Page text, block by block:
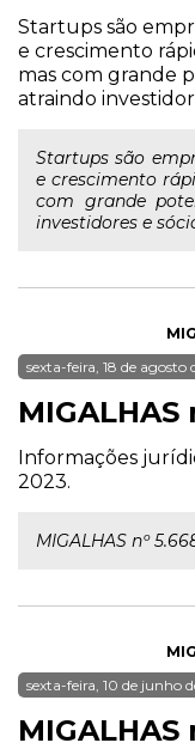
Startups são
e crescimento
mas com grande
atraindo
Startups são
e crescimento
com grande
investidores e
sexta-feira, 18 de agosto
MIGALHAS
Informações
2023.
MIGALHAS nº
sexta-feira, 10 de junho
MIGALHAS